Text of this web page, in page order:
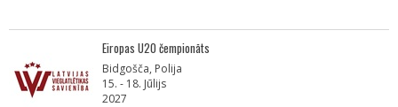
Eiropas U20 čempionāts
Bidgošča, Polija
15. - 18. Jūlijs
2027